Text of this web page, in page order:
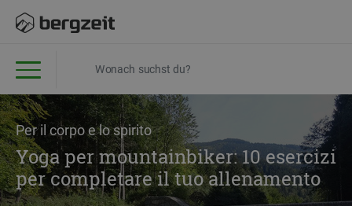
Per il corpo e lo spirito
Yoga per mountainbiker: 10 esercizi
per completare il tuo allenamento